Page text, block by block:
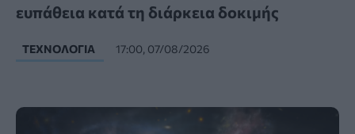
ευπάθεια κατά τη διάρκεια δοκιμής
ΤΕΧΝΟΛΟΓΊΑ 17:00, 07/08/2026